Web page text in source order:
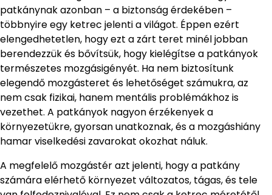
patkánynak azonban – a biztonság érdekében –
többnyire egy ketrec jelenti a világot. Éppen ezért
elengedhetetlen, hogy ezt a zárt teret minél jobban
berendezzük és bővítsük, hogy kielégítse a patkányok
természetes mozgásigényét. Ha nem biztosítunk
elegendő mozgásteret és lehetőséget számukra, az
nem csak fizikai, hanem mentális problémákhoz is
vezethet. A patkányok nagyon érzékenyek a
környezetükre, gyorsan unatkoznak, és a mozgáshiány
hamar viselkedési zavarokat okozhat náluk.
A megfelelő mozgástér azt jelenti, hogy a patkány
számára elérhető környezet változatos, tágas, és tele